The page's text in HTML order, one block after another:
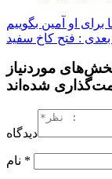
او آمین بگوییم
موردنیاز
دیدگاه
*